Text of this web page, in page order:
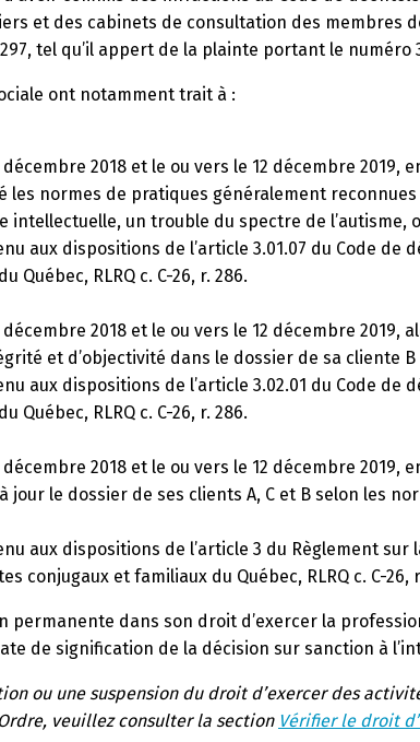
et des cabinets de consultation des
297, tel qu’il appert de la plainte portant le
ont notamment trait à :
2018 et le ou vers le 12 décembre
les normes de pratiques généralement
un trouble du spectre de l’autisme,
aux dispositions de l’article 3.01.07 du Code
RLRQ c. C-26, r. 286.
2018 et le ou vers le 12 décembre
et d’objectivité dans le dossier de sa
aux dispositions de l’article 3.02.01 du Code
RLRQ c. C-26, r. 286.
2018 et le ou vers le 12 décembre
jour le dossier de ses clients A, C et B selon les
aux dispositions de l’article 3 du Règlement
conjugaux et familiaux du Québec, RLRQ c. C-26,
permanente dans son droit d’exercer la
de signification de la décision sur sanction à
ou une suspension du droit d’exercer des
veuillez consulter la section Vérifier le droit